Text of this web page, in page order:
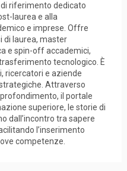
riferimento dedicato
laurea e alla
e imprese. Offre
di laurea, master
e spin-off accademici,
tecnologico. È
ricercatori e aziende
Attraverso
il portale
superiore, le storie di
dall’incontro tra sapere
l’inserimento
competenze.